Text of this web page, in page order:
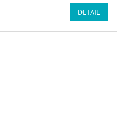
DETAIL